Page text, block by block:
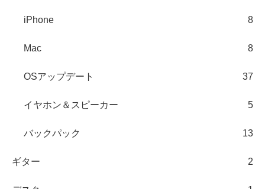
iPhone 8
Mac 8
OSアップデート 37
イヤホン＆スピーカー 5
バックパック 13
ギター 2